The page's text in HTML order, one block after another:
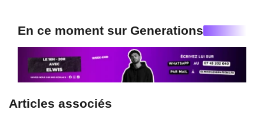
En ce moment sur Generations
Articles associés